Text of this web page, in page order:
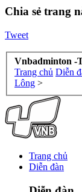
Chia sẻ trang
Tweet
Vnbadminton -
Trang chủ Diễn
Lông >
Trang chủ
Diễn đàn